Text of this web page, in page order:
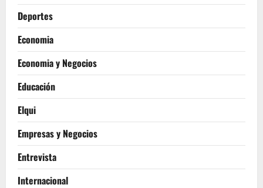
Deportes
Economia
Economia y Negocios
Educación
Elqui
Empresas y Negocios
Entrevista
Internacional